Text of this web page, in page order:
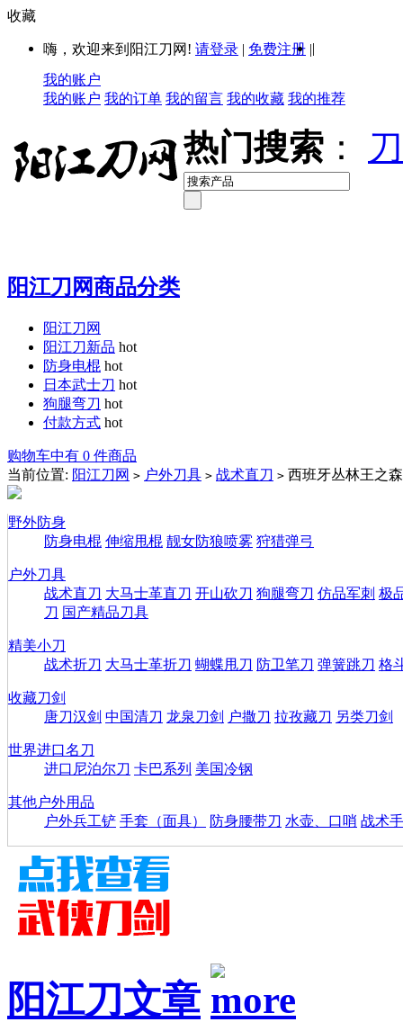
收藏
嗨，欢迎来到阳江刀网! 请登录 | 免费注册 ||
我的账户
我的账户 我的订单 我的留言 我的收藏 我的推荐
热门搜索 ：
阳江刀网商品分类
阳江刀网
阳江刀新品 hot
防身电棍 hot
日本武士刀 hot
狗腿弯刀 hot
付款方式 hot
购物车中有 0 件商品
当前位置: 阳江刀网 > 户外刀具 > 战术直刀 > 西班牙丛林王之
野外防身
防身电棍 伸缩甩棍 靓女防狼喷雾 狩猎弹弓
户外刀具
战术直刀 大马士革直刀 开山砍刀 狗腿弯刀 仿品军刺 极
刀 国产精品刀具
精美小刀
战术折刀 大马士革折刀 蝴蝶甩刀 防卫笔刀 弹簧跳刀 格
收藏刀剑
唐刀汉剑 中国清刀 龙泉刀剑 户撒刀 拉孜藏刀 另类刀剑
世界进口名刀
进口尼泊尔刀 卡巴系列 美国冷钢
其他户外用品
户外兵工铲 手套（面具） 防身腰带刀 水壶、口哨 战术
阳江刀文章